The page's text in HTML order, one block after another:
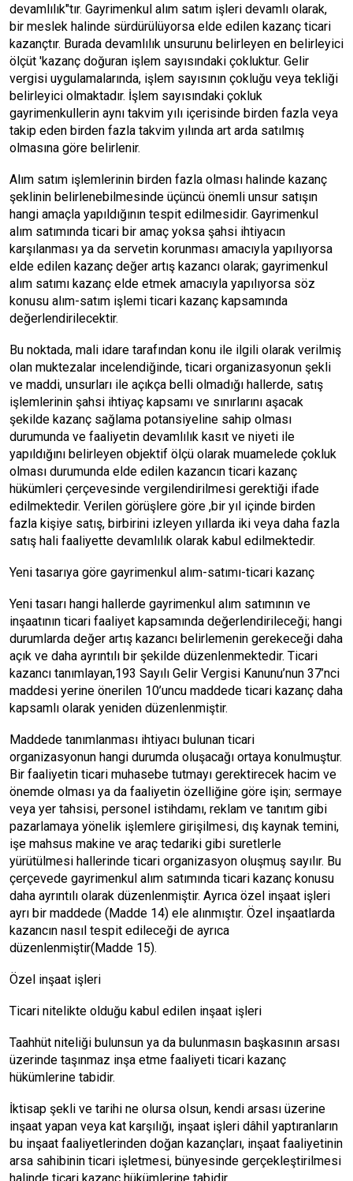
devamlılık"tır. Gayrimenkul alım satım işleri devamlı olarak,
bir meslek halinde sürdürülüyorsa elde edilen kazanç ticari
kazançtır. Burada devamlılık unsurunu belirleyen en belirleyici
ölçüt 'kazanç doğuran işlem sayısındaki çokluktur. Gelir
vergisi uygulamalarında, işlem sayısının çokluğu veya tekliği
belirleyici olmaktadır. İşlem sayısındaki çokluk
gayrimenkullerin aynı takvim yılı içerisinde birden fazla veya
takip eden birden fazla takvim yılında art arda satılmış
olmasına göre belirlenir.
Alım satım işlemlerinin birden fazla olması halinde kazanç
şeklinin belirlenebilmesinde üçüncü önemli unsur satışın
hangi amaçla yapıldığının tespit edilmesidir. Gayrimenkul
alım satımında ticari bir amaç yoksa şahsi ihtiyacın
karşılanması ya da servetin korunması amacıyla yapılıyorsa
elde edilen kazanç değer artış kazancı olarak; gayrimenkul
alım satımı kazanç elde etmek amacıyla yapılıyorsa söz
konusu alım-satım işlemi ticari kazanç kapsamında
değerlendirilecektir.
Bu noktada, mali idare tarafından konu ile ilgili olarak verilmiş
olan muktezalar incelendiğinde, ticari organizasyonun şekli
ve maddi, unsurları ile açıkça belli olmadığı hallerde, satış
işlemlerinin şahsi ihtiyaç kapsamı ve sınırlarını aşacak
şekilde kazanç sağlama potansiyeline sahip olması
durumunda ve faaliyetin devamlılık kasıt ve niyeti ile
yapıldığını belirleyen objektif ölçü olarak muamelede çokluk
olması durumunda elde edilen kazancın ticari kazanç
hükümleri çerçevesinde vergilendirilmesi gerektiği ifade
edilmektedir. Verilen görüşlere göre ,bir yıl içinde birden
fazla kişiye satış, birbirini izleyen yıllarda iki veya daha fazla
satış hali faaliyette devamlılık olarak kabul edilmektedir.
Yeni tasarıya göre gayrimenkul alım-satımı-ticari kazanç
Yeni tasarı hangi hallerde gayrimenkul alım satımının ve
inşaatının ticari faaliyet kapsamında değerlendirileceği; hangi
durumlarda değer artış kazancı belirlemenin gerekeceği daha
açık ve daha ayrıntılı bir şekilde düzenlenmektedir. Ticari
kazancı tanımlayan,193 Sayılı Gelir Vergisi Kanunu’nun 37’nci
maddesi yerine önerilen 10’uncu maddede ticari kazanç daha
kapsamlı olarak yeniden düzenlenmiştir.
Maddede tanımlanması ihtiyacı bulunan ticari
organizasyonun hangi durumda oluşacağı ortaya konulmuştur.
Bir faaliyetin ticari muhasebe tutmayı gerektirecek hacim ve
önemde olması ya da faaliyetin özelliğine göre işin; sermaye
veya yer tahsisi, personel istihdamı, reklam ve tanıtım gibi
pazarlamaya yönelik işlemlere girişilmesi, dış kaynak temini,
işe mahsus makine ve araç tedariki gibi suretlerle
yürütülmesi hallerinde ticari organizasyon oluşmuş sayılır. Bu
çerçevede gayrimenkul alım satımında ticari kazanç konusu
daha ayrıntılı olarak düzenlenmiştir. Ayrıca özel inşaat işleri
ayrı bir maddede (Madde 14) ele alınmıştır. Özel inşaatlarda
kazancın nasıl tespit edileceği de ayrıca
düzenlenmiştir(Madde 15).
Özel inşaat işleri
Ticari nitelikte olduğu kabul edilen inşaat işleri
Taahhüt niteliği bulunsun ya da bulunmasın başkasının arsası
üzerinde taşınmaz inşa etme faaliyeti ticari kazanç
hükümlerine tabidir.
İktisap şekli ve tarihi ne olursa olsun, kendi arsası üzerine
inşaat yapan veya kat karşılığı, inşaat işleri dâhil yaptıranların
bu inşaat faaliyetlerinden doğan kazançları, inşaat faaliyetinin
arsa sahibinin ticari işletmesi, bünyesinde gerçekleştirilmesi